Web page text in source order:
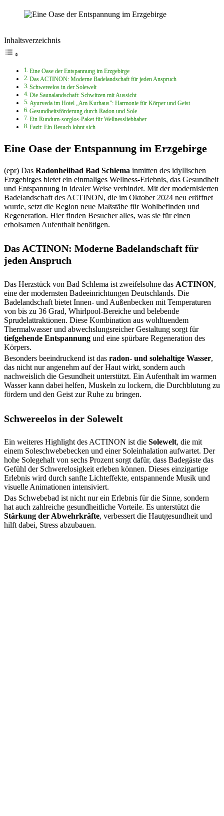
Inhaltsverzeichnis
Eine Oase der Entspannung im Erzgebirge
Das ACTINON: Moderne Badelandschaft für jeden Anspruch
Schwereelos in der Solewelt
Die Saunalandschaft: Schwitzen mit Aussicht
Ayurveda im Hotel „Am Kurhaus”: Harmonie für Körper und Geist
Gesundheitsförderung durch Radon und Sole
Ein Rundum-sorglos-Paket für Wellnessliebhaber
Fazit: Ein Besuch lohnt sich
Eine Oase der Entspannung im Erzgebirge
(epr) Das Radonheilbad Bad Schlema inmitten des idyllischen
Erzgebirges bietet ein einmaliges Wellness-Erlebnis, das Gesundheit
und Entspannung in idealer Weise verbindet. Mit der modernisierten
Badelandschaft des ACTINON, die im Oktober 2024 neu eröffnet
wurde, setzt die Region neue Maßstäbe für Wohlbefinden und
Regeneration. Hier finden Besucher alles, was sie für einen
erholsamen Aufenthalt benötigen.
Das ACTINON: Moderne Badelandschaft für
jeden Anspruch
Das Herzstück von Bad Schlema ist zweifelsohne das ACTINON,
eine der modernsten Badeeinrichtungen Deutschlands. Die
Badelandschaft bietet Innen- und Außenbecken mit Temperaturen
von bis zu 36 Grad, Whirlpool-Bereiche und belebende
Sprudelattraktionen. Diese Kombination aus wohltuendem
Thermalwasser und abwechslungsreicher Gestaltung sorgt für
tiefgehende Entspannung und eine spürbare Regeneration des
Körpers.
Besonders beeindruckend ist das radon- und solehaltige Wasser,
das nicht nur angenehm auf der Haut wirkt, sondern auch
nachweislich die Gesundheit unterstützt. Ein Aufenthalt im warmen
Wasser kann dabei helfen, Muskeln zu lockern, die Durchblutung zu
fördern und den Geist zur Ruhe zu bringen.
Schwereelos in der Solewelt
Ein weiteres Highlight des ACTINON ist die Solewelt, die mit
einem Soleschwebebecken und einer Soleinhalation aufwartet. Der
hohe Solegehalt von sechs Prozent sorgt dafür, dass Badegäste das
Gefühl der Schwerelosigkeit erleben können. Dieses einzigartige
Erlebnis wird durch sanfte Lichteffekte, entspannende Musik und
visuelle Animationen intensiviert.
Das Schwebebad ist nicht nur ein Erlebnis für die Sinne, sondern
hat auch zahlreiche gesundheitliche Vorteile. Es unterstützt die
Stärkung der Abwehrkräfte, verbessert die Hautgesundheit und
hilft dabei, Stress abzubauen.